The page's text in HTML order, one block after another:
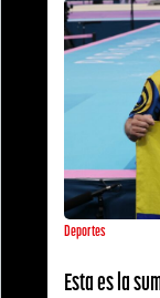
Deportes
Esta es la